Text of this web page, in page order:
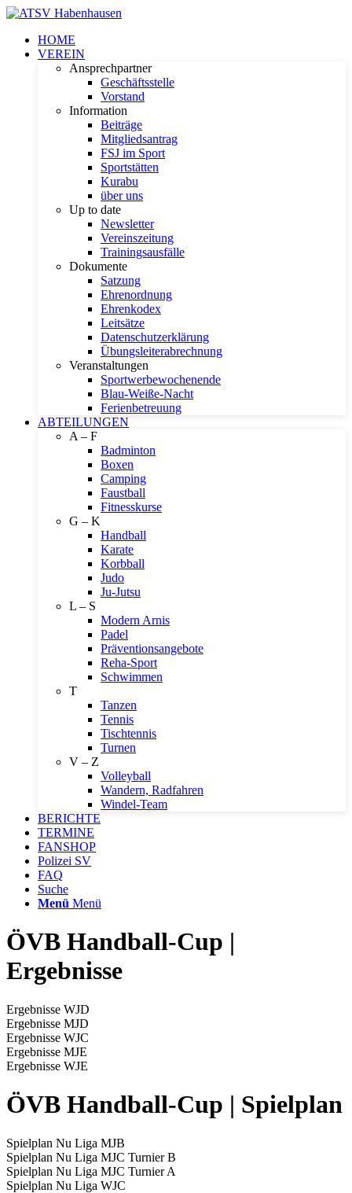
HOME
VEREIN
Ansprechpartner
Geschäftsstelle
Vorstand
Information
Beiträge
Mitgliedsantrag
FSJ im Sport
Sportstätten
Kurabu
über uns
Up to date
Newsletter
Vereinszeitung
Trainingsausfälle
Dokumente
Satzung
Ehrenordnung
Ehrenkodex
Leitsätze
Datenschutzerklärung
Übungsleiterabrechnung
Veranstaltungen
Sportwerbewochenende
Blau-Weiße-Nacht
Ferienbetreuung
ABTEILUNGEN
A – F
Badminton
Boxen
Camping
Faustball
Fitnesskurse
G – K
Handball
Karate
Korbball
Judo
Ju-Jutsu
L – S
Modern Arnis
Padel
Präventionsangebote
Reha-Sport
Schwimmen
T
Tanzen
Tennis
Tischtennis
Turnen
V – Z
Volleyball
Wandern, Radfahren
Windel-Team
BERICHTE
TERMINE
FANSHOP
Polizei SV
FAQ
Suche
Menü Menü
ÖVB Handball-Cup |
Ergebnisse
Ergebnisse WJD
Ergebnisse MJD
Ergebnisse WJC
Ergebnisse MJE
Ergebnisse WJE
ÖVB Handball-Cup | Spielplan
Spielplan Nu Liga MJB
Spielplan Nu Liga MJC Turnier B
Spielplan Nu Liga MJC Turnier A
Spielplan Nu Liga WJC